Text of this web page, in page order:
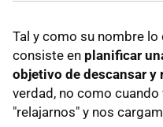
Tal y como su nombre
consiste en planificar
objetivo de descansar y
verdad, no como
"relajarnos" y nos